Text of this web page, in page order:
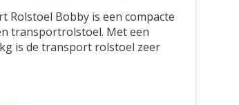
Rolstoel Bobby is een compacte
transportrolstoel. Met een
is de transport rolstoel zeer